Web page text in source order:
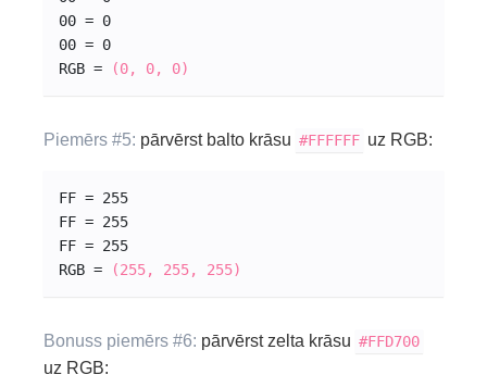
00 = 0
00 = 0
RGB =
(0, 0, 0)
Piemērs #5: pārvērst balto krāsu #FFFFFF uz RGB:
FF = 255
FF = 255
FF = 255
RGB =
(255, 255, 255)
Bonuss piemērs #6: pārvērst zelta krāsu #FFD700
uz RGB: